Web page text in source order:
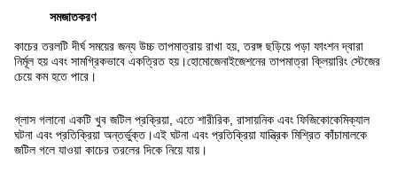
সমজাতকরণ
কাচের তরলটি দীর্ঘ সময়ের জন্য উচ্চ তাপমাত্রায় রাখা হয়, তরঙ্গ ছড়িয়ে পড়া ফাংশন দ্বারা
নির্মূল হয় এবং সামগ্রিকভাবে একত্রিত হয়।হোমোজেনাইজেশনের তাপমাত্রা ক্লিয়ারিং স্টেজের
চেয়ে কম হতে পারে।
গ্লাস গলানো একটি খুব জটিল প্রক্রিয়া, এতে শারীরিক, রাসায়নিক এবং ফিজিকোকেমিক্যাল
ঘটনা এবং প্রতিক্রিয়া অন্তর্ভুক্ত।এই ঘটনা এবং প্রতিক্রিয়া যান্ত্রিক মিশ্রিত কাঁচামালকে
জটিল গলে যাওয়া কাচের তরলের দিকে নিয়ে যায়।